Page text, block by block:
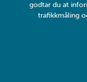
godtar du at
trafikkmåling